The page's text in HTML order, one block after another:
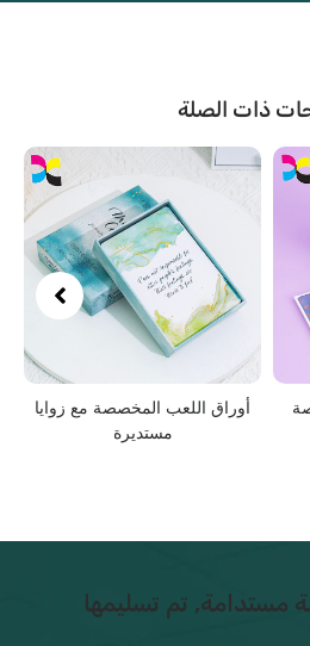
الصلة
أوراق اللعب المخصصة مع زوايا
مستديرة
لعبة
تم تسليمها